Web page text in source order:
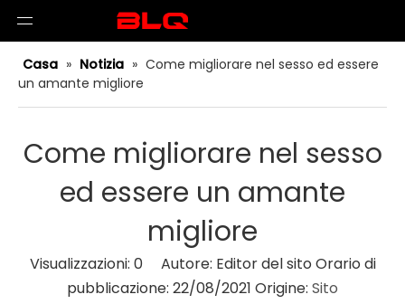
Casa » Notizia » Come migliorare nel sesso ed essere
un amante migliore
Come migliorare nel sesso
ed essere un amante
migliore
Visualizzazioni: 0Autore: Editor del sito Orario di
pubblicazione: 22/08/2021 Origine: Sito